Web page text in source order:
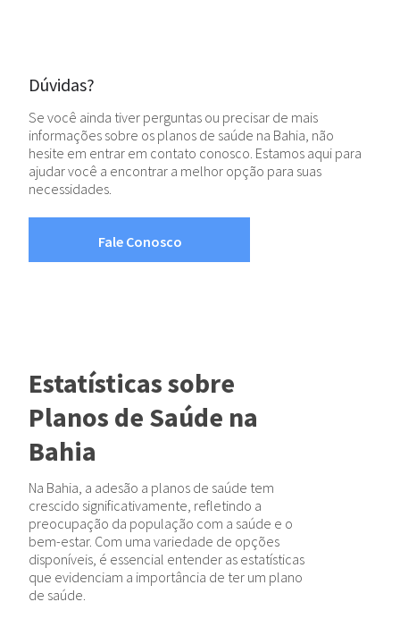
Dúvidas?
Se você ainda tiver perguntas ou precisar de mais
informações sobre os planos de saúde na Bahia, não
hesite em entrar em contato conosco. Estamos aqui para
ajudar você a encontrar a melhor opção para suas
necessidades.
Fale Conosco
Estatísticas sobre
Planos de Saúde na
Bahia
Na Bahia, a adesão a planos de saúde tem
crescido significativamente, refletindo a
preocupação da população com a saúde e o
bem-estar. Com uma variedade de opções
disponíveis, é essencial entender as estatísticas
que evidenciam a importância de ter um plano
de saúde.